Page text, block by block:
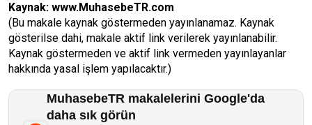
Kaynak: www.MuhasebeTR.com
(Bu makale kaynak göstermeden yayınlanamaz. Kaynak
gösterilse dahi, makale aktif link verilerek yayınlanabilir.
Kaynak göstermeden ve aktif link vermeden yayınlayanlar
hakkında yasal işlem yapılacaktır.)
MuhasebeTR makalelerini Google'da
daha sık görün